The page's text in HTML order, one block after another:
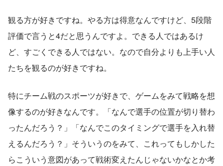
観る方が好きですね。やる方は得意なんですけど、5段階
評価で言うと4だと思うんですよ。できる人ではあるけ
ど、すごくできる人ではない。なので自分よりも上手い人
たちを観るのが好きですね。
特にチーム戦のスポーツが好きで、ゲームをみて戦略を想
像するのが好きなんです。「なんで選手の位置が切り替わ
ったんだろう？」「なんでこのタイミングで選手を入れ替
えるんだろう？」そういうのをみて、これってもしかした
らこういう意図があって戦術変えたんじゃないかなとか考